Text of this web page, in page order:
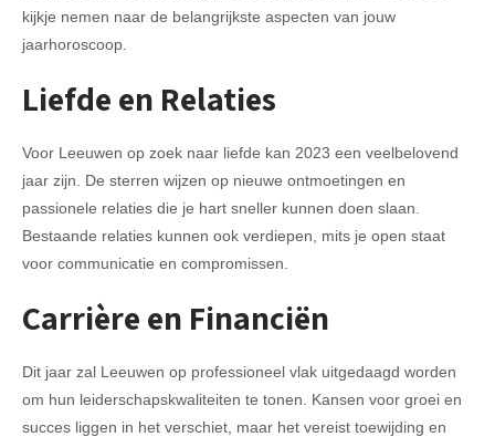
kijkje nemen naar de belangrijkste aspecten van jouw
jaarhoroscoop.
Liefde en Relaties
Voor Leeuwen op zoek naar liefde kan 2023 een veelbelovend
jaar zijn. De sterren wijzen op nieuwe ontmoetingen en
passionele relaties die je hart sneller kunnen doen slaan.
Bestaande relaties kunnen ook verdiepen, mits je open staat
voor communicatie en compromissen.
Carrière en Financiën
Dit jaar zal Leeuwen op professioneel vlak uitgedaagd worden
om hun leiderschapskwaliteiten te tonen. Kansen voor groei en
succes liggen in het verschiet, maar het vereist toewijding en